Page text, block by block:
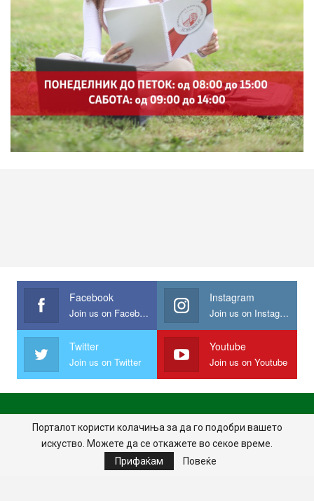
Facebook
Join us on Facebook
Instagram
Join us on Instagram
Twitter
Join us on Twitter
Youtube
Join us on Youtube
ПОЧЕТНА ПОЛИТИКА НА ПРИВАТНОСТ
ИМПРЕСУМ
ПРАВИЛА НА КОРИСТЕЊЕ
Порталот користи колачиња за да го подобри вашето
искуство. Можете да се откажете во секое време.
Прифаќам
Повеќе